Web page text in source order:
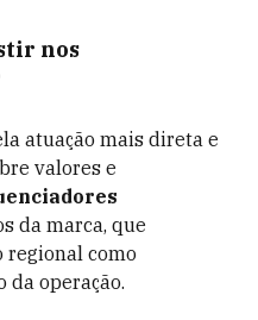
nos
atuação mais direta e
valores e
da marca, que
regional como
da operação.